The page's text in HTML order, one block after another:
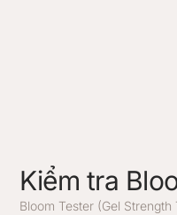
Kiểm tra
Bloom Tester (Gel